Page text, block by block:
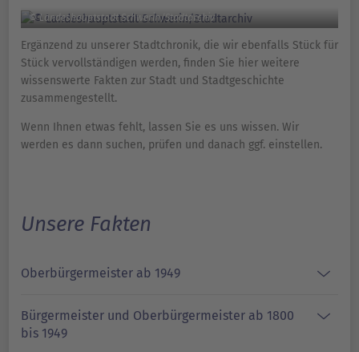
© Landeshauptstadt Schwerin/Stadtarchiv
Ergänzend zu unserer Stadtchronik, die wir ebenfalls Stück für
Stück vervollständigen werden, finden Sie hier weitere
wissenswerte Fakten zur Stadt und Stadtgeschichte
zusammengestellt.
Wenn Ihnen etwas fehlt, lassen Sie es uns wissen. Wir
werden es dann suchen, prüfen und danach ggf. einstellen.
Unsere Fakten
Oberbürgermeister ab 1949
Bürgermeister und Oberbürgermeister ab 1800
bis 1949